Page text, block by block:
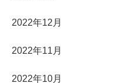
2022年12月
2022年11月
2022年10月